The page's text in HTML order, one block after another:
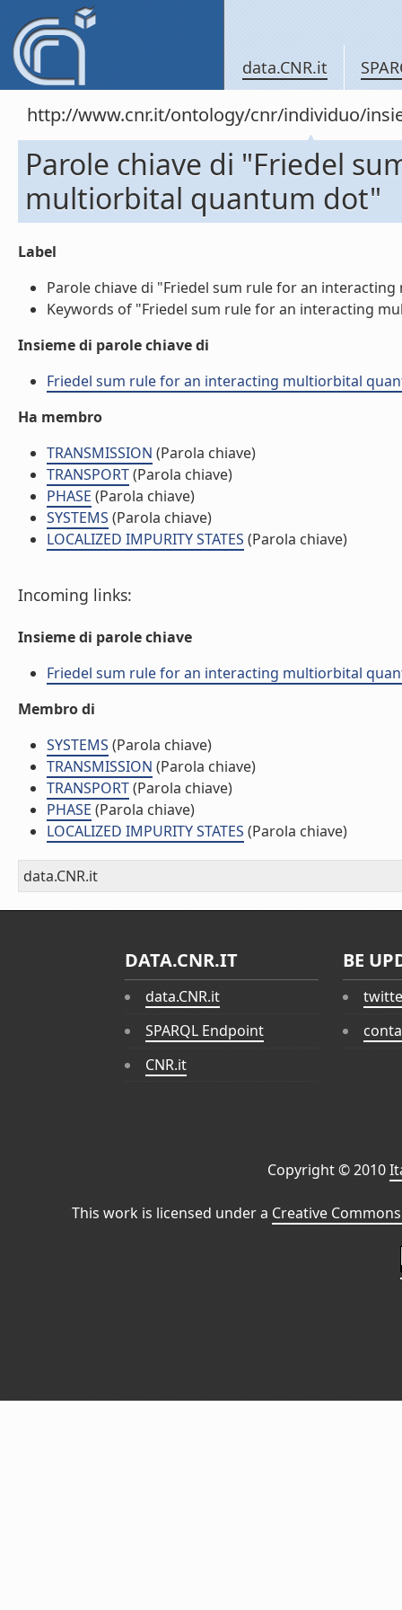
data.CNR.it
http://www.cnr.it/ontology/cnr/individuo/
Parole chiave di "Friedel
multiorbital quantum dot"
Label
Parole chiave di "Friedel sum rule for an
Keywords of "Friedel sum rule for an interacting
Insieme di parole chiave di
Friedel sum rule for an interacting multiorbital
Ha membro
TRANSMISSION (Parola chiave)
TRANSPORT(Parola chiave)
PHASE (Parola chiave)
SYSTEMS (Parola chiave)
LOCALIZED IMPURITY STATES (Parola chiave)
Incoming links:
Insieme di parole chiave
Friedel sum rule for an interacting multiorbital
Membro di
SYSTEMS (Parola chiave)
TRANSMISSION (Parola chiave)
TRANSPORT(Parola chiave)
PHASE (Parola chiave)
LOCALIZED IMPURITY STATES (Parola chiave)
data.CNR.it
DATA.CNR.IT
data.CNR.it
SPARQL Endpoint
CNR.it
BE
Copyright © 2010
This work is licensed under a Creative